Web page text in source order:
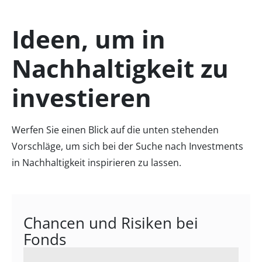
Ideen, um in
Nachhaltigkeit zu
investieren
Werfen Sie einen Blick auf die unten stehenden
Vorschläge, um sich bei der Suche nach Investments
in Nachhaltigkeit inspirieren zu lassen.
Chancen und Risiken bei
Fonds